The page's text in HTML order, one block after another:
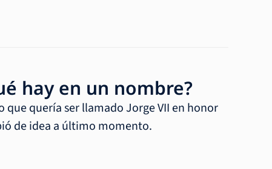
hay en un nombre?
que quería ser llamado Jorge VII en honor
de idea a último momento.